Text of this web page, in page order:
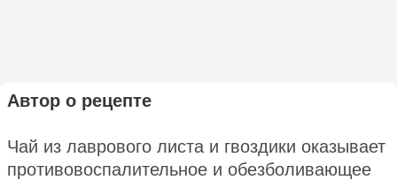
Автор о рецепте
Чай из лаврового листа и гвоздики оказывает
противовоспалительное и обезболивающее